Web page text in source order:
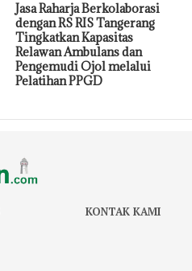
Jasa Raharja Berkolaborasi
dengan RS RIS Tangerang
Tingkatkan Kapasitas
Relawan Ambulans dan
Pengemudi Ojol melalui
Pelatihan PPGD
KONTAK KAMI